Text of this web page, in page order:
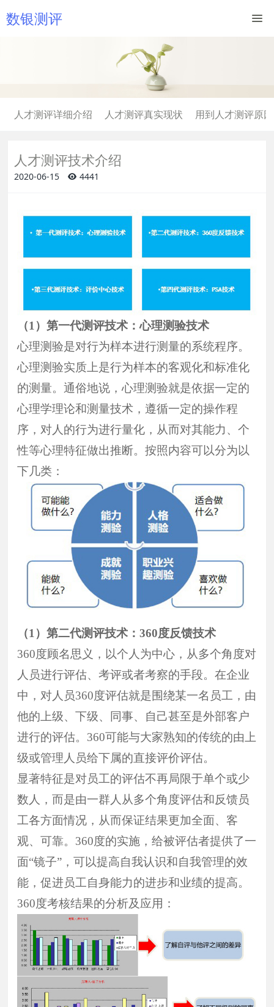
数银测评
人才测评详细介绍 人才测评真实现状 用到人才测评原因
人才测评技术介绍
2020-06-15 4441
（1）第一代测评技术：心理测验技术
心理测验是对行为样本进行测量的系统程序。
心理测验实质上是行为样本的客观化和标准化
的测量。通俗地说，心理测验就是依据一定的
心理学理论和测量技术，遵循一定的操作程
序，对人的行为进行量化，从而对其能力、个
性等心理特征做出推断。按照内容可以分为以
下几类：
（1）第二代测评技术：360度反馈技术
360度顾名思义，以个人为中心，从多个角度对
人员进行评估、考评或者考察的手段。在企业
中，对人员360度评估就是围绕某一名员工，由
他的上级、下级、同事、自己甚至是外部客户
进行的评估。 360可能与大家熟知的传统的由上
级或管理人员给下属的直接评价评估。
显著特征是对员工的评估不再局限于单个或少
数人，而是由一群人从多个角度评估和反馈员
工各方面情况，从而保证结果更加全面、客
观、可靠。 360度的实施，给被评估者提供了一
面“镜子” ，可以提高自我认识和自我管理的效
能，促进员工自身能力的进步和业绩的提高。
360度考核结果的分析及应用：